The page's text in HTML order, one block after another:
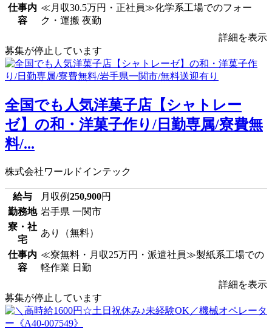
仕事内
容
≪月収30.5万円・正社員≫化学系工場でのフォー
ク・運搬 夜勤
詳細を表示
募集が停止しています
全国でも人気洋菓子店【シャトレー
ゼ】の和・洋菓子作り/日勤専属/寮費無
料/...
株式会社ワールドインテック
給与 月収例250,900円
勤務地 岩手県 一関市
寮・社
宅
あり（無料）
仕事内
容
≪寮無料・月収25万円・派遣社員≫製紙系工場での
軽作業 日勤
詳細を表示
募集が停止しています